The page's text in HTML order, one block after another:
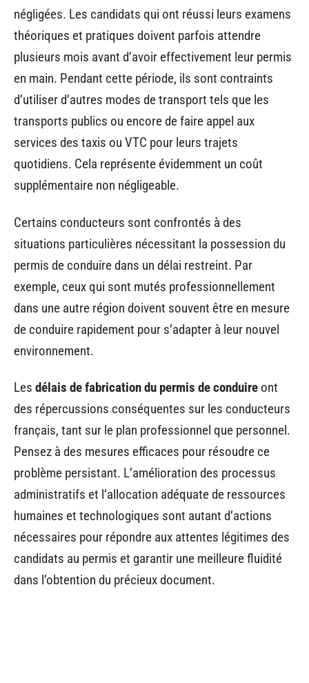
négligées. Les candidats qui ont réussi leurs examens
théoriques et pratiques doivent parfois attendre
plusieurs mois avant d’avoir effectivement leur permis
en main. Pendant cette période, ils sont contraints
d’utiliser d’autres modes de transport tels que les
transports publics ou encore de faire appel aux
services des taxis ou VTC pour leurs trajets
quotidiens. Cela représente évidemment un coût
supplémentaire non négligeable.
Certains conducteurs sont confrontés à des
situations particulières nécessitant la possession du
permis de conduire dans un délai restreint. Par
exemple, ceux qui sont mutés professionnellement
dans une autre région doivent souvent être en mesure
de conduire rapidement pour s’adapter à leur nouvel
environnement.
Les délais de fabrication du permis de conduire ont
des répercussions conséquentes sur les conducteurs
français, tant sur le plan professionnel que personnel.
Pensez à des mesures efficaces pour résoudre ce
problème persistant. L’amélioration des processus
administratifs et l’allocation adéquate de ressources
humaines et technologiques sont autant d’actions
nécessaires pour répondre aux attentes légitimes des
candidats au permis et garantir une meilleure fluidité
dans l’obtention du précieux document.